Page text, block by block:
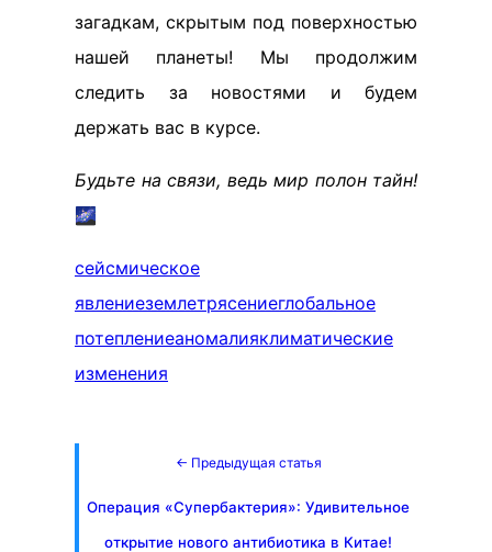
загадкам, скрытым под поверхностью
нашей планеты! Мы продолжим
следить за новостями и будем
держать вас в курсе.
Будьте на связи, ведь мир полон тайн!
🌌
сейсмическое
явлениеземлетрясениеглобальное
потеплениеаномалияклиматические
изменения
← Предыдущая статья
Операция «Супербактерия»: Удивительное
открытие нового антибиотика в Китае!